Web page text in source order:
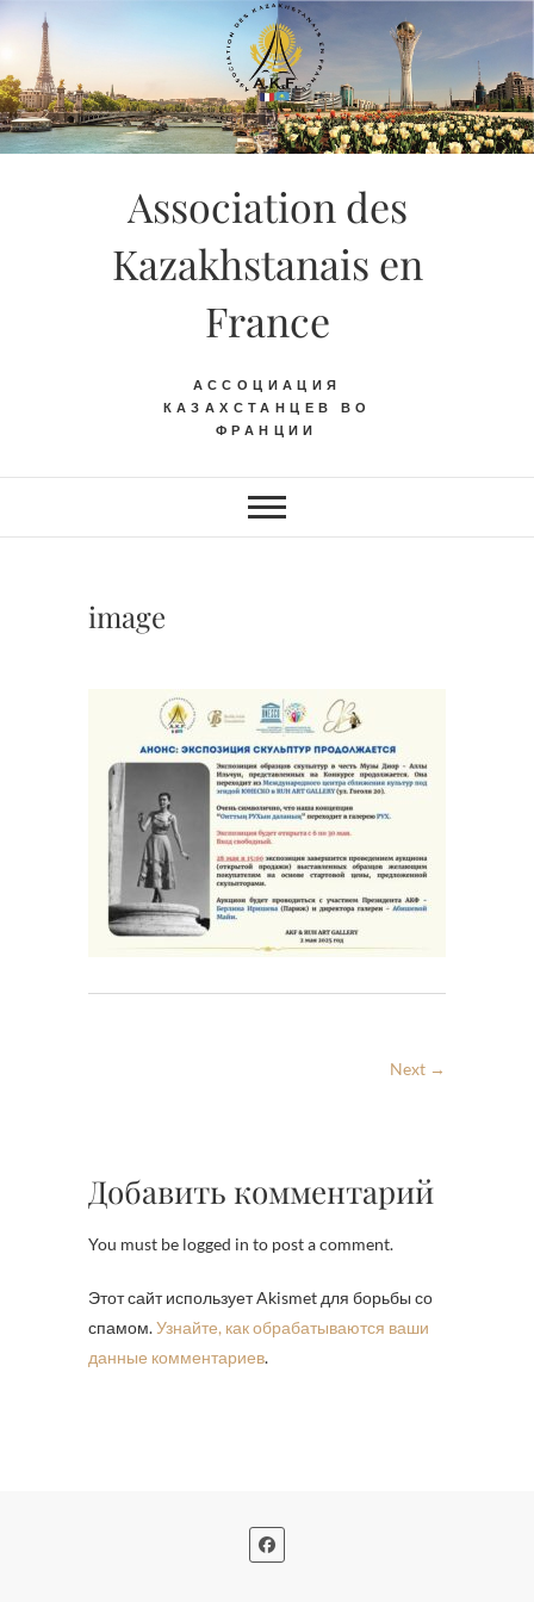
Skip
content
Association des
Kazakhstanais en
France
АССОЦИАЦИЯ
КАЗАХСТАНЦЕВ ВО
ФРАНЦИИ
image
Next →
Добавить комментарий
You must be logged in to post a comment.
Этот сайт использует Akismet для борьбы со
спамом.Узнайте, как обрабатываются ваши
данные комментариев.